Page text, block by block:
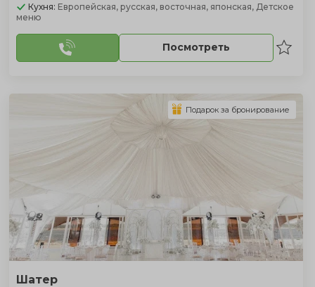
Кухня: Европейская, русская, восточная, японская, Детское
меню
Посмотреть
Шатер
Подарок за бронирование